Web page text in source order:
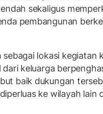
sekaligus
pembangunan
sebagai lokasi kegiatan
keluarga
baik dukungan
ke wilayah lain